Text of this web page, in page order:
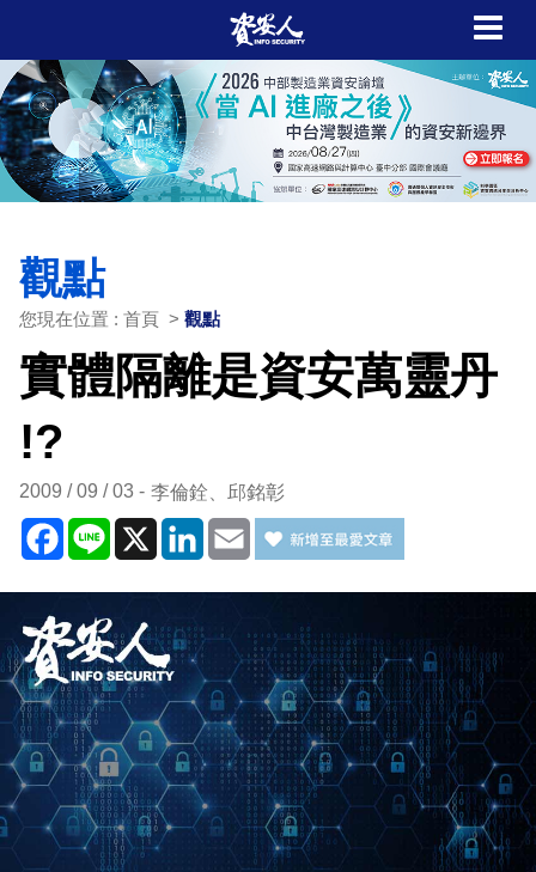
觀點
您現在位置 : 首頁 > 觀點
實體隔離是資安萬靈丹
!?
2009 / 09 / 03 李倫銓、邱銘彰
Facebook
Line X LinkedIn
Email